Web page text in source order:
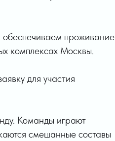
обеспечиваем проживание
комплексах Москвы.
для участия
Команды играют
смешанные составы